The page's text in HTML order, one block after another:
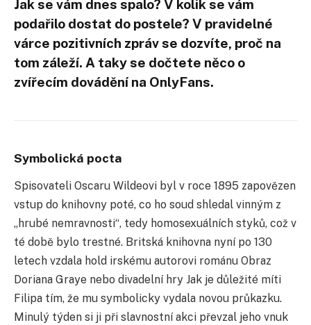
Jak se vám dnes spalo? V kolik se vám
podařilo dostat do postele? V pravidelné
várce pozitivních zpráv se dozvíte, proč na
tom záleží. A taky se dočtete něco o
zvířecím dovádění na OnlyFans.
Symbolická pocta
Spisovateli Oscaru Wildeovi byl v roce 1895 zapovězen
vstup do knihovny poté, co ho soud shledal vinným z
„hrubé nemravnosti“, tedy homosexuálních styků, což v
té době bylo trestné. Britská knihovna nyní po 130
letech vzdala hold irskému autorovi románu Obraz
Doriana Graye nebo divadelní hry Jak je důležité míti
Filipa tím, že mu symbolicky vydala novou průkazku.
Minulý týden si ji při slavnostní akci převzal jeho vnuk